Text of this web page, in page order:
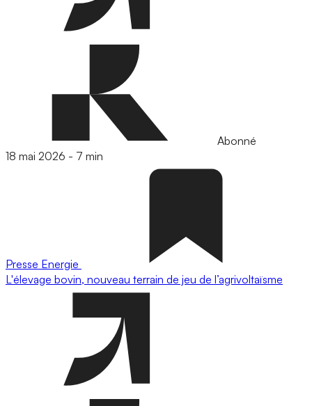
Abonné
18 mai 2026 - 7 min
Presse Energie
L'élevage bovin, nouveau terrain de jeu de l’agrivoltaïsme